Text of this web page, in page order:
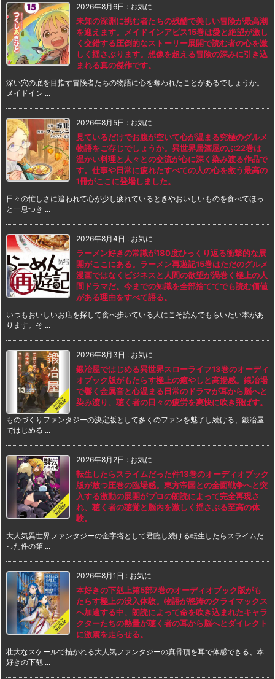
2026年8月6日 : お気に
未知の深淵に挑む者たちの残酷で美しい冒険が最高潮
を迎えます。メイドインアビス15巻は愛と絶望が激し
く交錯する圧倒的なストーリー展開で読む者の心を激
しく揺さぶります。想像を超える冒険の深みに引き込
まれる真の傑作です。
深い穴の底を目指す冒険者たちの物語に心を奪われたことがあるでしょうか。
メイドイン ...
2026年8月5日 : お気に
見ているだけでお腹が空いて心が温まる究極のグルメ
物語をご存じでしょうか。異世界居酒屋のぶ22巻は
温かい料理と人々との交流が心に深く染み渡る作品で
す。仕事や日常に疲れたすべての人の心を救う最高の
1冊がここに登場しました。
日々の忙しさに追われて心が少し疲れているときやおいしいものを食べてほっ
と一息つき ...
2026年8月4日 : お気に
ラーメン好きの常識が180度ひっくり返る衝撃的な展
開がここにある。ラーメン再遊記15巻はただのグルメ
漫画ではなくビジネスと人間の欲望が渦巻く極上の人
間ドラマだ。今までの知識を全部捨ててでも読む価値
がある理由をすべて語る。
いつもおいしいお店を探して食べ歩いている人にこそ読んでもらいたい本があ
ります。そ ...
2026年8月3日 : お気に
鍛冶屋ではじめる異世界スローライフ13巻のオーディ
オブック版がもたらす極上の癒やしと高揚感。鍛冶場
で響く金属音と心温まる日常のドラマが耳から脳へと
染み渡り、聴く者の日々の疲労を爽快に吹き飛ばす。
ものづくりファンタジーの決定版として多くのファンを魅了し続ける、鍛冶屋
ではじめる ...
2026年8月2日 : お気に
転生したらスライムだった件13巻のオーディオブック
版が放つ圧巻の臨場感。東方帝国との全面戦争へと突
入する激動の展開がプロの朗読によって完全再現さ
れ、聴く者の聴覚と脳内を激しく揺さぶる至高の体
験。
大人気異世界ファンタジーの金字塔として君臨し続ける転生したらスライムだ
った件の第 ...
2026年8月1日 : お気に
本好きの下剋上第5部7巻のオーディオブック版がも
たらす極上の没入体験。物語が怒涛のクライマックス
へ加速する中、朗読によって命を吹き込まれたキャラ
クターたちの熱量が聴く者の耳から脳へとダイレクト
に激震を走らせる。
壮大なスケールで描かれる大人気ファンタジーの真骨頂を耳で体感できる、本
好きの下剋 ...